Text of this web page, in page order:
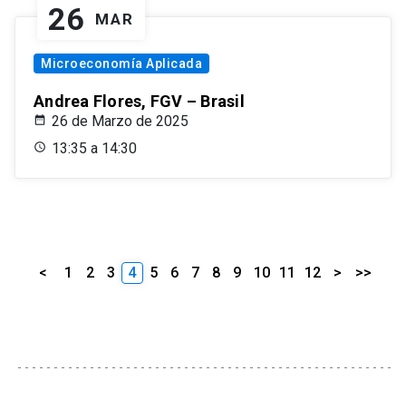
26 MAR
Microeconomía Aplicada
Andrea Flores, FGV – Brasil
26 de Marzo de 2025
13:35 a 14:30
< 1 2 3 4 5 6 7 8 9 10 11 12 > >>